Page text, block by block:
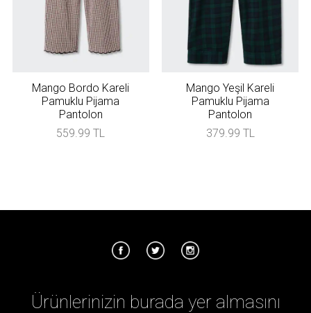
Mango Bordo Kareli
Pamuklu Pijama
Pantolon
559.99 TL
Mango Yeşil Kareli
Pamuklu Pijama
Pantolon
379.99 TL
Ürünlerinizin burada yer almasını